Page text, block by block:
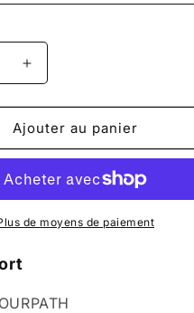
Augmenter
la
quantité
de
OP
Short
Ajouter au panier
de moyens de paiement